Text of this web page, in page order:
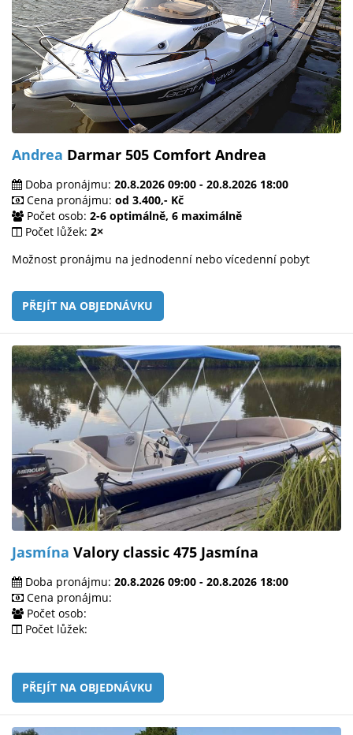
Andrea Darmar 505 Comfort Andrea
Doba pronájmu: 20.8.2026 09:00 - 20.8.2026 18:00
Cena pronájmu: od 3.400,- Kč
Počet osob: 2-6 optimálně, 6 maximálně
Počet lůžek: 2×
Možnost pronájmu na jednodenní nebo vícedenní pobyt
PŘEJÍT NA OBJEDNÁVKU
Jasmína Valory classic 475 Jasmína
Doba pronájmu: 20.8.2026 09:00 - 20.8.2026 18:00
Cena pronájmu:
Počet osob:
Počet lůžek:
PŘEJÍT NA OBJEDNÁVKU